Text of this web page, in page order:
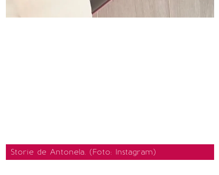
Storie de Antonela. (Foto: Instagram)